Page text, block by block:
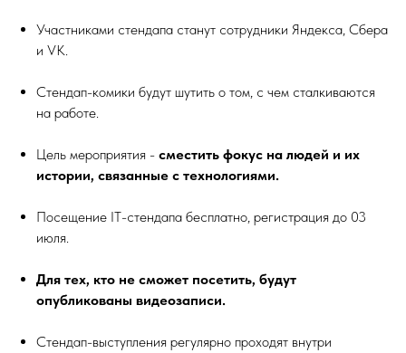
Участниками стендапа станут сотрудники Яндекса, Сбера
и VK.
Стендап-комики будут шутить о том, с чем сталкиваются
на работе.
Цель мероприятия - сместить фокус на людей и их
истории, связанные с технологиями.
Посещение IT-стендапа бесплатно, регистрация до 03
июля.
Для тех, кто не сможет посетить, будут
опубликованы видеозаписи.
Стендап-выступления регулярно проходят внутри